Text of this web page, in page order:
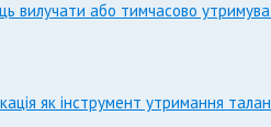
вилучати або тимчасово
як інструмент утримання